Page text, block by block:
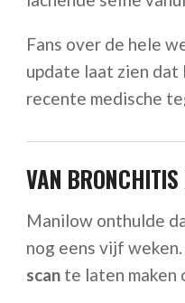
Fans over de hele
update laat zien
recente medische
VAN BRONCHITIS
Manilow onthulde
nog eens vijf
scan te laten maken